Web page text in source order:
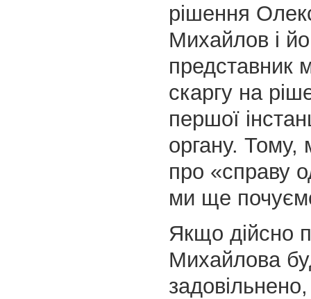
рішення
Михайлов і
представник
скаргу на
першої
органу. Тому,
про «справу
ми ще
Якщо дійсно
Михайлова